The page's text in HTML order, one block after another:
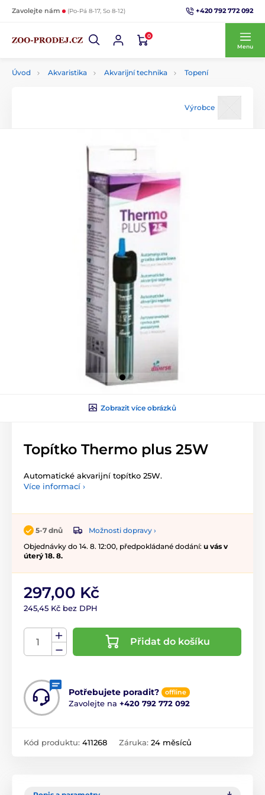
Zavolejte nám (Po-Pá 8-17, So 8-12) +420 792 772 092
0
Menu
Úvod Akvaristika Akvarijní technika Topení
Výrobce
Zobrazit více obrázků
Topítko Thermo plus 25W
Automatické akvarijní topítko 25W.
Více informací ›
5-7 dnů
Možnosti dopravy ›
Objednávky do 14. 8. 12:00, předpokládané dodání: u vás v
úterý 18. 8.
297,00 Kč
245,45 Kč bez DPH
Přidat do košíku
Potřebujete poradit? offline
Zavolejte na +420 792 772 092
Kód produktu: 411268 Záruka: 24 měsíců